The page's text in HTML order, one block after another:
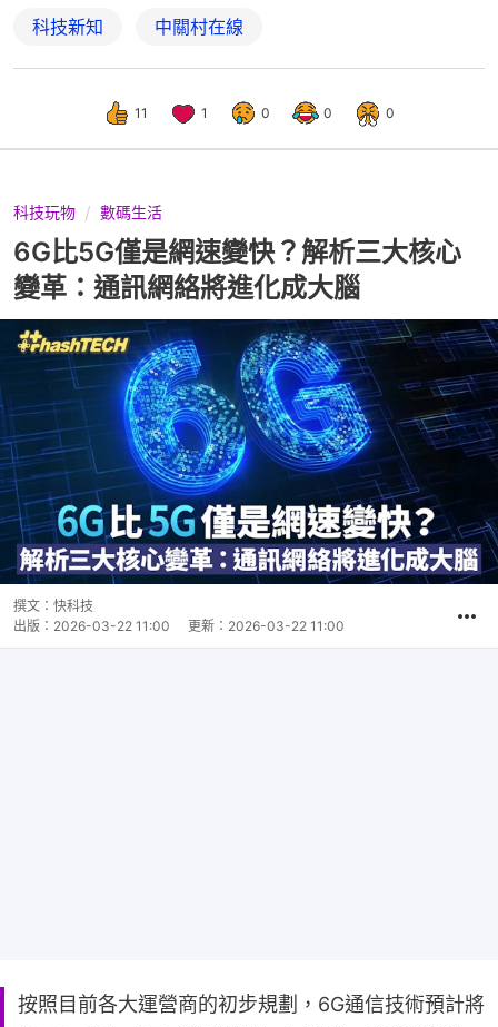
科技新知 中關村在線
11 1 0 0 0
科技玩物 數碼生活
6G比5G僅是網速變快？解析三大核心
變革：通訊網絡將進化成大腦
撰文： 快科技
出版： 2026-03-22 11:00 更新： 2026-03-22 11:00
按照目前各大運營商的初步規劃，6G通信技術預計將